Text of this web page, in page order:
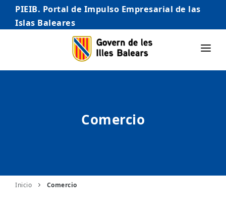
PIEIB. Portal de Impulso Empresarial de las
Islas Baleares
INICIO
AUTÓNOMO/AUTÓNOMA
INTERNACIONALIZACIÓN
Comercio
Inicio Comercio